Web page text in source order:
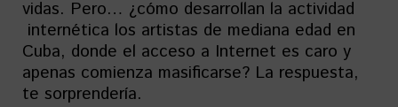
vidas. Pero… ¿cómo desarrollan la actividad
internética los artistas de mediana edad en
Cuba, donde el acceso a Internet es caro y
apenas comienza masificarse? La respuesta,
te sorprendería.